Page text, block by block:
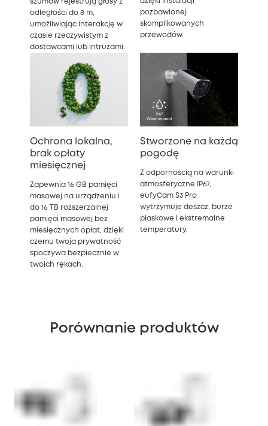
odległości do 8 m,
umożliwiając interakcję w
czasie rzeczywistym z
dostawcami lub intruzami.
pozbawionej
skomplikowanych
przewodów.
Ochrona lokalna,
brak opłaty
miesięcznej
Zapewnia 16 GB pamięci
masowej na urządzeniu i
do 16 TB rozszerzalnej
pamięci masowej bez
miesięcznych opłat, dzięki
czemu twoja prywatność
spoczywa bezpiecznie w
twoich rękach.
Stworzone na każdą
pogodę
Z odpornością na warunki
atmosferyczne IP67,
eufyCam S3 Pro
wytrzymuje deszcz, burze
piaskowe i ekstremalne
temperatury.
Porównanie produktów